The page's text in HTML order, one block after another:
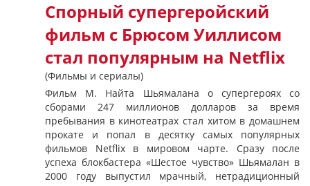
Спорный супергеройский
фильм с Брюсом Уиллисом
стал популярным на Netflix
(Фильмы и сериалы)
Фильм М. Найта Шьямалана о супергероях со
сборами 247 миллионов долларов за время
пребывания в кинотеатрах стал хитом в домашнем
прокате и попал в десятку самых популярных
фильмов Netflix в мировом чарте. Сразу после
успеха блокбастера «Шестое чувство» Шьямалан в
2000 году выпустил мрачный, нетрадиционный